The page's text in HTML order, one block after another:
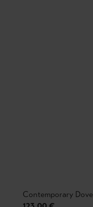
Contemporary Dove